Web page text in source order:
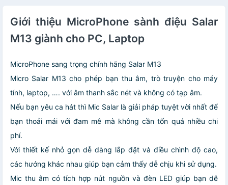
Giới thiệu MicroPhone sành điệu Salar
M13 giành cho PC, Laptop
MicroPhone sang trọng chính hãng Salar M13
Micro Salar M13 cho phép bạn thu âm, trò truyện cho máy
tính, laptop, …. với âm thanh sắc nét và không có tạp âm.
Nếu bạn yêu ca hát thì Mic Salar là giải pháp tuyệt vời nhất để
bạn thoải mái với đam mê mà không cần tốn quá nhiều chi
phí.
Với thiết kế nhỏ gọn dễ dàng lắp đặt và điều chình độ cao,
các hướng khác nhau giúp bạn cảm thấy dễ chịu khi sử dụng.
Mic thu âm có tích hợp nút nguồn và đèn LED giúp bạn dễ